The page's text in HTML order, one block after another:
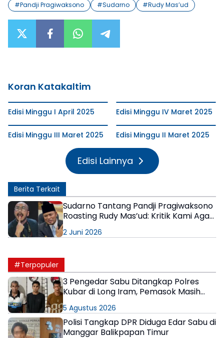
#Pandji Pragiwaksono #Sudarno #Rudy Mas’ud
Koran Katakaltim
Edisi Minggu I April 2025 Edisi Minggu IV Maret 2025
Edisi Minggu III Maret 2025 Edisi Minggu II Maret 2025
Edisi Lainnya
Berita Terkait
Sudarno Tantang Pandji Pragiwaksono
Roasting Rudy Mas’ud: Kritik Kami Agar
2 Juni 2026
#Terpopuler
3 Pengedar Sabu Ditangkap Polres
Kubar di Long Iram, Pemasok Masih
5 Agustus 2026
Polisi Tangkap DPR Diduga Edar Sabu di
Manggar Balikpapan Timur